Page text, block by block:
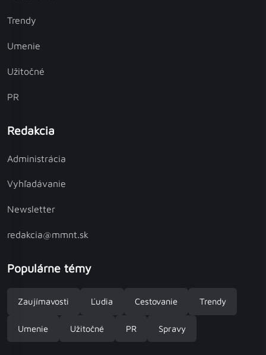
Trendy
Umenie
Užitočné
PR
Redakcia
Administrácia
Vyhľadávanie
Newsletter
redakcia@mmnt.sk
Populárne témy
Zaujímavosti Ľudia Cestovanie Trendy
Umenie Užitočné PR Spravy